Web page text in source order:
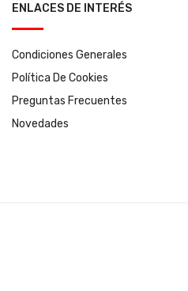
ENLACES DE INTERÉS
Condiciones Generales
Política De Cookies
Preguntas Frecuentes
Novedades